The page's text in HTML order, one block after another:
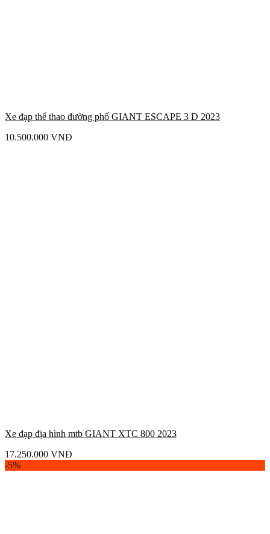
Xe đạp thể thao đường phố GIANT ESCAPE 3 D 2023
10.500.000 VNĐ
Xe đạp địa hình mtb GIANT XTC 800 2023
17.250.000 VNĐ
-5%